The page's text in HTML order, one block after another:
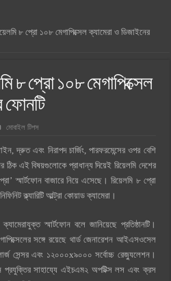
৮ প্রো ১০৮ মেগাপিক্সেল ক্যামেরা ও ডিজাইনের
৮ প্রো ১০৮ মেগাপিক্সেল
ফোনটি
মোবাইল টিপস
দ্রুত এবং নিরাপদ চার্জিং, পারফরমেন্সের ওপর বেশি
এই বিষয়গুলোকে প্রাধান্য দিয়েই রিয়েলমি দেশের
স্মার্টফোন বাজারে নিয়ে এসেছে। রিয়েলমি ৮ প্রো
ক্ল্যারিটি আল্ট্রা কোয়াড ক্যামেরা।
ক্যামেরাযুক্ত স্মার্টফোন বলে জানিয়েছে প্রতিষ্ঠানটি।
সঙ্গে রয়েছে থার্ড জেনারেশন আইএসওসেল
সেন্সর এবং ১২০০০x৯০০০ সর্বোচ্চ রেজ্যুলেশন।
সাহায্যে এইচএম২ অপটিক্স লস এবং ক্রস